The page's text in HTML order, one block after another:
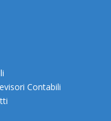
Contabili